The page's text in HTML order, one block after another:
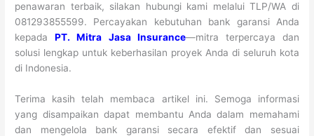
penawaran terbaik, silakan hubungi kami melalui TLP/WA di
081293855599. Percayakan kebutuhan bank garansi Anda
kepadaPT. Mitra Jasa Insurance—mitra terpercaya dan
solusi lengkap untuk keberhasilan proyek Anda di seluruh kota
di Indonesia.
Terima kasih telah membaca artikel ini. Semoga informasi
yang disampaikan dapat membantu Anda dalam memahami
dan mengelola bank garansi secara efektif dan sesuai